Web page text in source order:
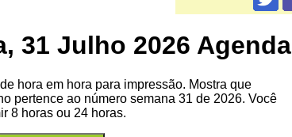
31 Julho 2026 Agenda
hora em hora para impressão. Mostra que
pertence ao número semana 31 de 2026. Você
8 horas ou 24 horas.